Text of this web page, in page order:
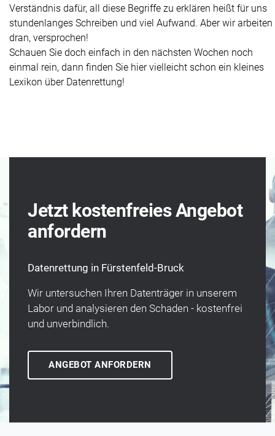
Verständnis dafür, all diese Begriffe zu erklären heißt für uns
stundenlanges Schreiben und viel Aufwand. Aber wir arbeiten
dran, versprochen!
Schauen Sie doch einfach in den nächsten Wochen noch
einmal rein, dann finden Sie hier vielleicht schon ein kleines
Lexikon über Datenrettung!
Jetzt kostenfreies Angebot
anfordern
Datenrettung in Fürstenfeld-Bruck
Wir unter­suchen Ihren Daten­träger in unserem
Labor und analysieren den Schaden - kosten­frei
und un­verbindlich.
ANGEBOT ANFORDERN